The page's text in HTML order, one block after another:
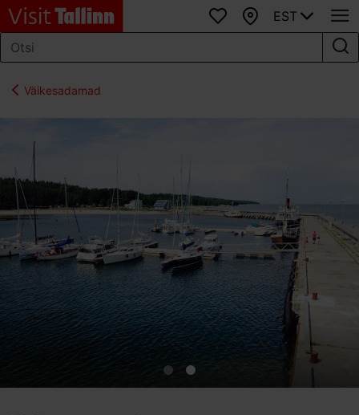
Lemmikud
Kaart
EST
Väikesadamad